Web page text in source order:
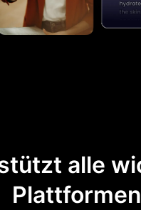
alle
Plattformen